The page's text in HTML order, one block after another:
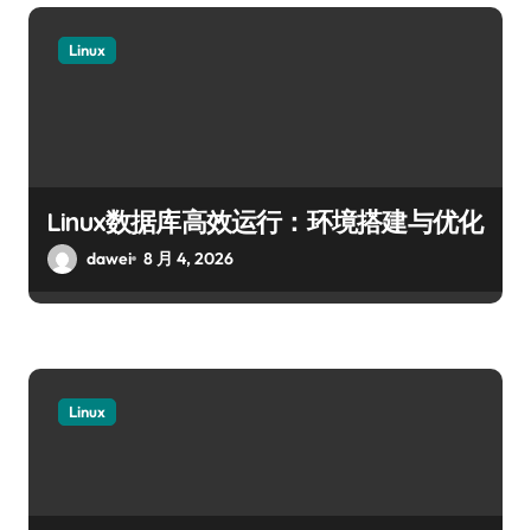
Linux
Linux数据库高效运行：环境搭建与优化
dawei 8 月 4, 2026
Linux